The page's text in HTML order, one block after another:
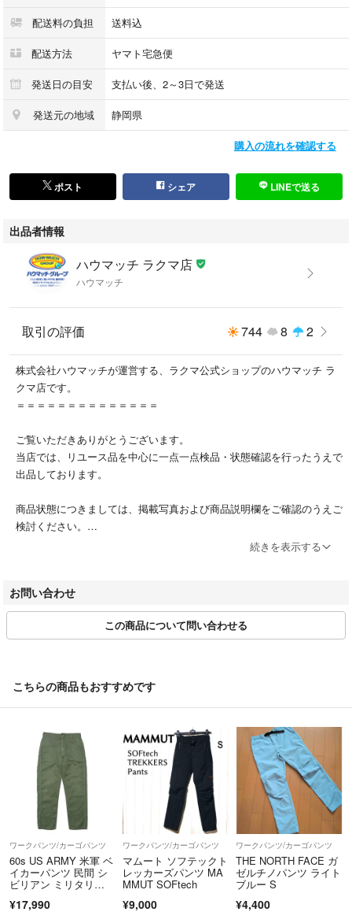
この度は当店の商品をご覧いただき、誠にありがとうございます。
当店はリユースショップとして、「まだ使える価値あるモノ」を次のお客
様へお届けすることを目的に、日々取り組んでおります。
中古品を安心してお迎えいただくために、以下の内容をご確認のうえご購
入をお願いいたします。
1. 商品の状態について
未開封・未使用表記の商品も、一度お客様の手に渡ったお品を再販売して
おります。
※未使用品でも保管・展示に伴うスレや小キズ等が見られる場合がござい
ます。
※記載のない見落としがあった場合でも、現品を優先とさせていただきま
す。
複数商品をまとめた販売品です。
各商品の状態確認は行っておらず、付属品の欠品・破損・混在がある場合
がございます。
内容や状態に関する個別のご質問にはお答えいたしかねます。
________________________________________
・撮影時に使用した定規・ハンガー・台車などは商品に含まれません。
・商品画像に写っていない付属品の欠品を理由とした返品はお受けできま
・液漏れのあるリモコン類はおまけ扱いとなります。
※こちらを理由とした返品はお受けできません。
・電池・バッテリー・ランプなどの消耗品は保証対象外です。
程度とお考えください。
________________________________________
ざいます。
4. 梱包・発送について
商品は緩衝材を詰めた段ボールで丁寧に梱包・発送いたします。
環境保護の観点から、一部リサイクル資材（再利用エアークッションな
ど）を使用する場合がございます。
発送方法・送料は商品ページの記載内容に準じます。
________________________________________
5. お受け取りについて
静岡市内の弊社倉庫での直接お受け取りも可能です（要事前連絡・営業時
間内対応）。
配送料の負担 送料込
配送方法 ヤマト宅急便
発送日の目安 支払い後、2～3日で発送
発送元の地域 静岡県
購入の流れを確認する
ポスト シェア LINEで送る
出品者情報
ハウマッチ ラクマ店
ハウマッチ
取引の評価 744 8 2
株式会社ハウマッチが運営する、ラクマ公式ショップのハウマッチ ラ
クマ店です。
＝＝＝＝＝＝＝＝＝＝＝＝＝＝
ご覧いただきありがとうございます。
当店では、リユース品を中心に一点一点検品・状態確認を行ったうえで
出品しております。
商品状態につきましては、掲載写真および商品説明欄をご確認のうえご
検討ください。
中古品の特性上、ごく軽微なスレや使用感等がある場合がございますの
・コメントなし即購入OKです
・丁寧な梱包、迅速な発送を心がけています
・ご不明点や気になる点がございましたら、ご購入前でもお気軽にお問
お客様に安心してお取引いただけるよう、誠実な対応を心がけてまいり
＝＝＝＝＝＝＝＝＝＝＝＝＝＝
こちらのアカウントはラクマ公式パートナーの株式会社ハウマッチによ
って運営されています。
▼特商法
https://fril.jp/ts/official/law/a505/
https://fril.jp/ts/official/law/a505/#return_policy
続きを表示する
お問い合わせ
この商品について問い合わせる
こちらの商品もおすすめです
ワークパンツ/カーゴパンツ
60s US ARMY 米軍 ベ
イカーパンツ 民間 シ
ビリアン ミリタリ
¥17,990
ワークパンツ/カーゴパンツ
マムート ソフテックト
レッカーズパンツ MA
MMUT SOFtech
¥9,000
ワークパンツ/カーゴパンツ
THE NORTH FACE ガ
ゼルチノパンツ ライト
ブルー S
¥4,400